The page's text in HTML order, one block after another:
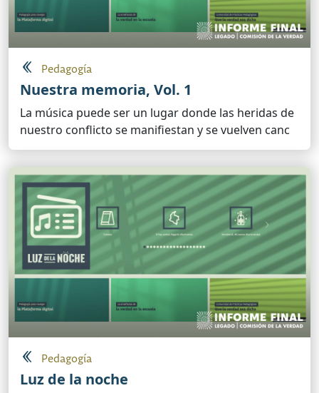
Pedagogía
Nuestra memoria, Vol. 1
La música puede ser un lugar donde las heridas de
nuestro conflicto se manifiestan y se vuelven canc
Pedagogía
Luz de la noche